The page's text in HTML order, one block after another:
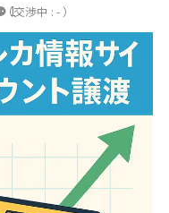
1
（交渉中 : - ）